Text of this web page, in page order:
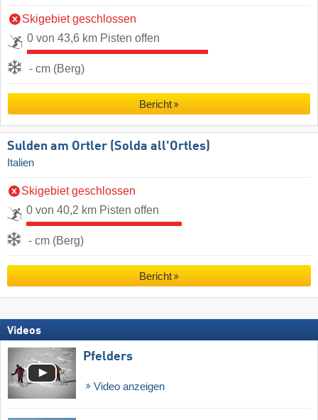
Skigebiet geschlossen
0 von 43,6 km Pisten offen
- cm (Berg)
Bericht
Sulden am Ortler (Solda all'Ortles)
Italien
Skigebiet geschlossen
0 von 40,2 km Pisten offen
- cm (Berg)
Bericht
Videos
Pfelders
Video anzeigen